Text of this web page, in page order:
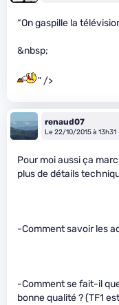
“On gaspille la
&nbsp;
" />
renaud07
Le 22/10/2015 à 13h31
Pour moi aussi ça
plus de détails
-Comment savoir les
-Comment se fait-il
bonne qualité ? (TF1